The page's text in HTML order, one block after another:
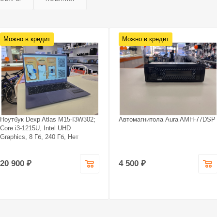
Можно в кредит
Ноутбук Dexp Atlas M15-I3W302;
Core i3-1215U, Intel UHD
Graphics, 8 Гб, 240 Гб, Нет
20 900 ₽
Можно в кредит
Автомагнитола Aura AMH-77DSP
4 500 ₽